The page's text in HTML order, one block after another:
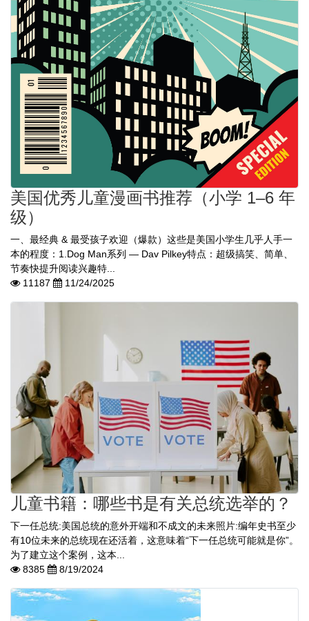
美国优秀儿童漫画书推荐（小学 1–6 年
级）
一、最经典 & 最受孩子欢迎（爆款）这些是美国小学生几乎人手一
本的程度：1.Dog Man系列 — Dav Pilkey特点：超级搞笑、简单、
节奏快提升阅读兴趣特...
11187
11/24/2025
儿童书籍：哪些书是有关总统选举的？
下一任总统:美国总统的意外开端和不成文的未来照片:编年史书至少
有10位未来的总统现在还活着，这意味着“下一任总统可能就是你”。
为了建立这个案例，这本...
8385
8/19/2024